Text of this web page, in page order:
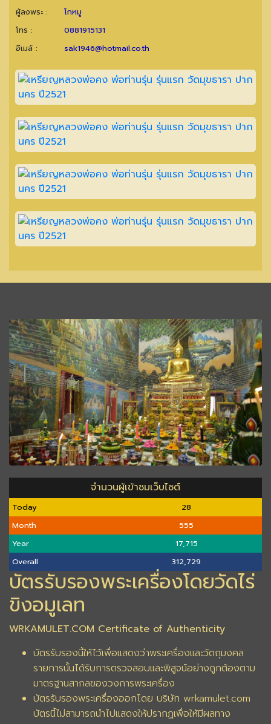
ผู้ลงพระ :
โกหมู
โทร :
0881915131
อีเมล์ :
sak1946@hotmail.co.th
จำนวนผู้เข้าชมเว็บไซต์
Today
28
Month
555
Year
17,715
Overall
312,729
บัตรรับรองพระเครื่องโดยวัดไร่
ขิงอมูเลท
WRKAMULET.COM Certificate of Authenticity
บัตรรับรองนี้ให้ไว้เพื่อแสดงว่าพระเครื่องและวัตถุมงคล
รายการนั้นได้รับการตรวจสอบและพิสูจน์อย่างถูกต้องตาม
มาตรฐานสากลของวงการพระเครื่อง
บัตรรับรองพระเครื่องออกโดย บริษัท wrkamulet.com
บัตรนี้ไม่สามารถนำไปแสดงให้ปรากฏเพื่อให้มีผลทาง